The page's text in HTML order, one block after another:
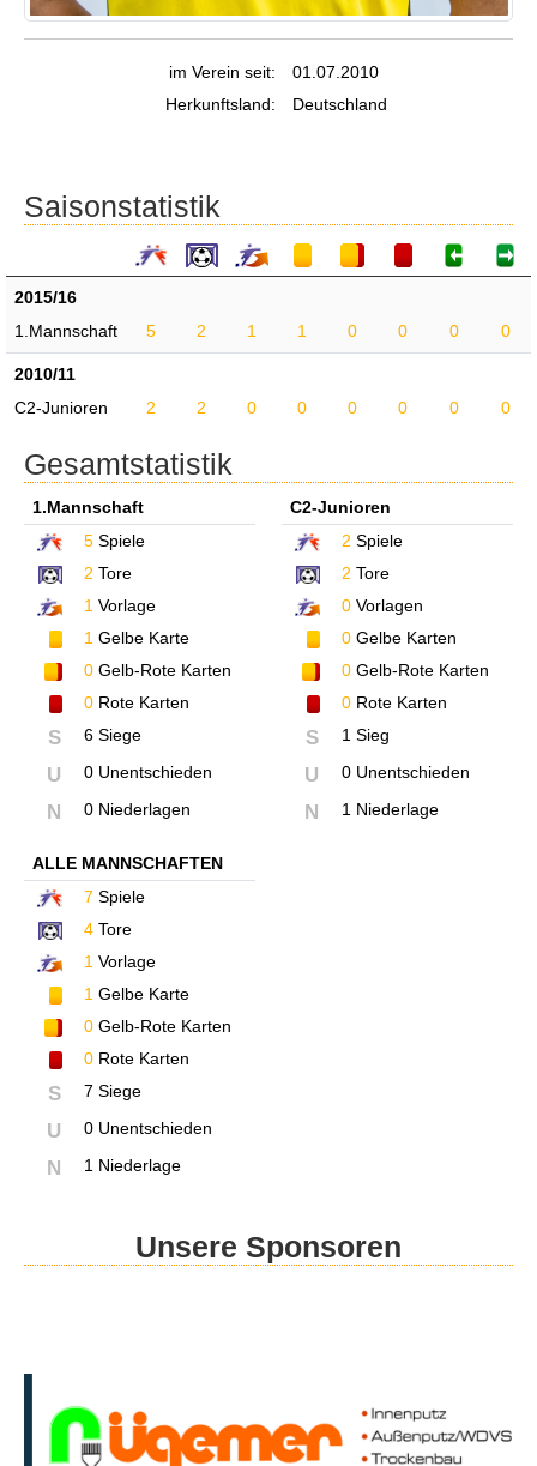
im Verein seit:
01.07.2010
Herkunftsland:
Deutschland
Saisonstatistik
2015/16
1.Mannschaft
5 2 1 1 0 0 0 0
2010/11
C2-Junioren
2 2 0 0 0 0 0 0
Gesamtstatistik
1.Mannschaft
5 Spiele
2 Tore
1 Vorlage
1 Gelbe Karte
0 Gelb-Rote Karten
0 Rote Karten
S 6 Siege
U 0 Unentschieden
N 0 Niederlagen
C2-Junioren
2 Spiele
2 Tore
0Vorlagen
0Gelbe Karten
0Gelb-Rote Karten
0Rote Karten
S 1 Sieg
U 0 Unentschieden
N 1 Niederlage
ALLE MANNSCHAFTEN
7 Spiele
4 Tore
1 Vorlage
1 Gelbe Karte
0 Gelb-Rote Karten
0 Rote Karten
S 7 Siege
U 0 Unentschieden
N 1 Niederlage
Unsere Sponsoren